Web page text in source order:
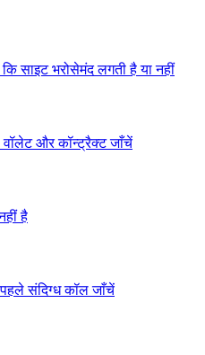
साइट भरोसेमंद लगती है या नहीं
और कॉन्ट्रैक्ट जाँचें
है
संदिग्ध कॉल जाँचें